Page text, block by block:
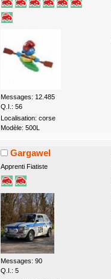
Messages: 12.485
Q.I.: 56
Localisation: corse
Modèle: 500L
Gargawel
Apprenti Fiatiste
Messages: 90
Q.I.: 5